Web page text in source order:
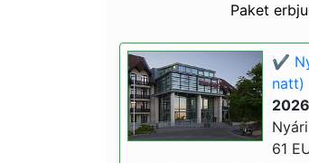
Paket
✔️
natt)
61